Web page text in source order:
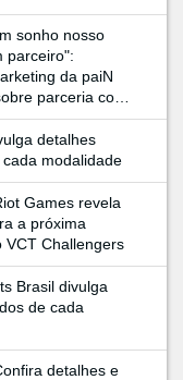
sonho nosso
parceiro":
da paiN
parceria com
BGS
detalhes
modalidade
Games revela
a próxima
VCT Challengers
Brasil divulga
de cada
detalhes e